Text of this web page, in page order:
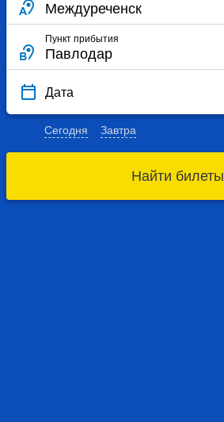
Пункт прибытия
Дата
Сегодня Завтра
Найти билеты